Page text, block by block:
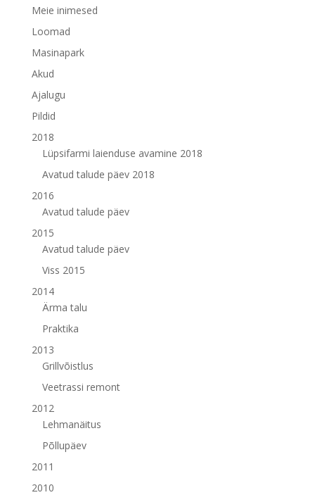
Meie inimesed
Loomad
Masinapark
Akud
Ajalugu
Pildid
2018
Lüpsifarmi laienduse avamine 2018
Avatud talude päev 2018
2016
Avatud talude päev
2015
Avatud talude päev
Viss 2015
2014
Ärma talu
Praktika
2013
Grillvõistlus
Veetrassi remont
2012
Lehmanäitus
Põllupäev
2011
2010